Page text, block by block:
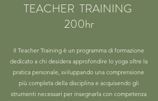
TEACHER TRAINING
200hr
Il Teacher Training è un programma di formazione
dedicato a chi desidera approfondire lo yoga oltre la
pratica personale, sviluppando una comprensione
più completa della disciplina e acquisendo gli
strumenti necessari per insegnarla con competenza